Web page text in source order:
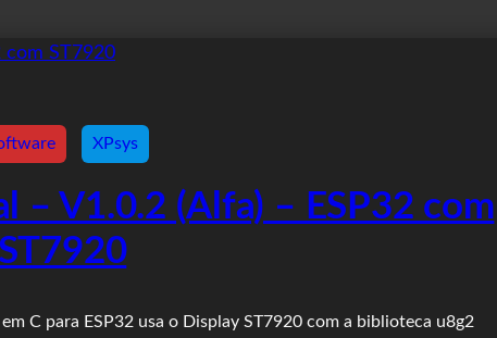
XPsys
– V1.0.2 (Alfa) – ESP32 com
ST7920
C para ESP32 usa o Display ST7920 com a biblioteca u8g2